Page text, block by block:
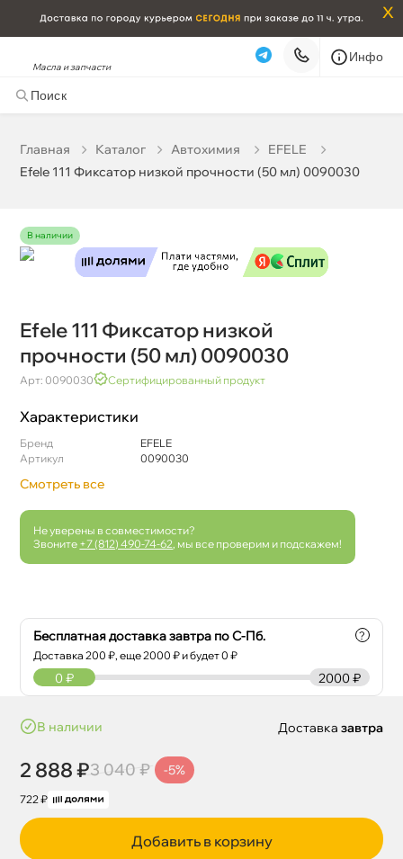
x
Масла и запчасти
Инфо
Главная Катало Автохимия
EFELE
Efele 111 Фиксатор низкой прочности (50 мл) 0090030
наличии
Efele 111 Фиксатор низкой
прочности (50 мл) 0090030
Арт: 0090030 Сертифицированный продукт
Характеристики
Бренд
EFELE
Артикул
0090030
Смотреть все
Не уверены в совместимости?
Звоните +7 (812) 490-74-62 , мы все проверим и подскажем!
Бесплатная доставка завтра по С-Пб.
Доставка200 ₽, еще2000 ₽ и будет 0 ₽
?
2000 ₽
0 ₽
наличии
2 888 ₽3 040 ₽ -5%
722 ₽
Доставка завтра
Добавить в корзину
Самовывоз